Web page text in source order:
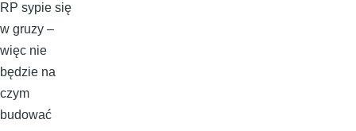
RP sypie się
w gruzy –
więc nie
będzie na
czym
budować